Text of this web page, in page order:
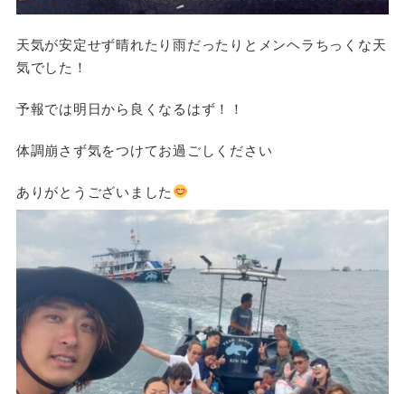
天気が安定せず晴れたり雨だったりとメンヘラちっくな天
気でした！
予報では明日から良くなるはず！！
体調崩さず気をつけてお過ごしください
ありがとうございました